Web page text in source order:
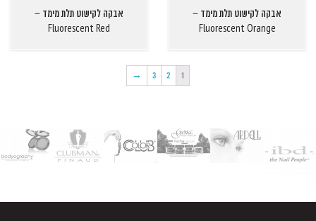
אבקה לקישוט תלת מימד –
Fluorescent Orange
אבקה לקישוט תלת מימד –
Fluorescent Red
1
2
3
→